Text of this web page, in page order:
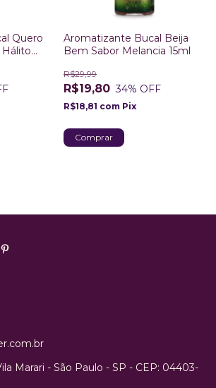
Quero
Aromatizante Bucal Beija
Bem Sabor Melancia 15ml
R$19,80
R$29,99
34% OFF
R$18,81 com Pix
Marari - São Paulo - SP - CEP: 04403-